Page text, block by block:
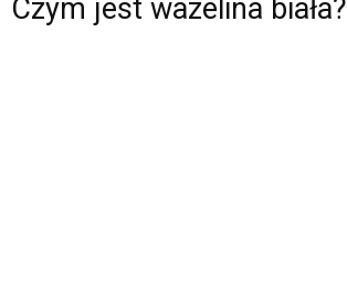
Czym jest wazelina biała?